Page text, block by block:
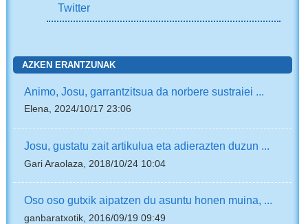
Twitter
AZKEN ERANTZUNAK
Animo, Josu, garrantzitsua da norbere sustraiei ...
Elena, 2024/10/17 23:06
Josu, gustatu zait artikulua eta adierazten duzun ...
Gari Araolaza, 2018/10/24 10:04
Oso oso gutxik aipatzen du asuntu honen muina, ...
ganbaratxotik, 2016/09/19 09:49